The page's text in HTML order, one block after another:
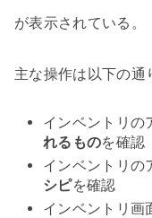
が表示されている。
主な操作は以下の通
インベントリの
れるものを確認
インベントリの
シピを確認
インベントリ画